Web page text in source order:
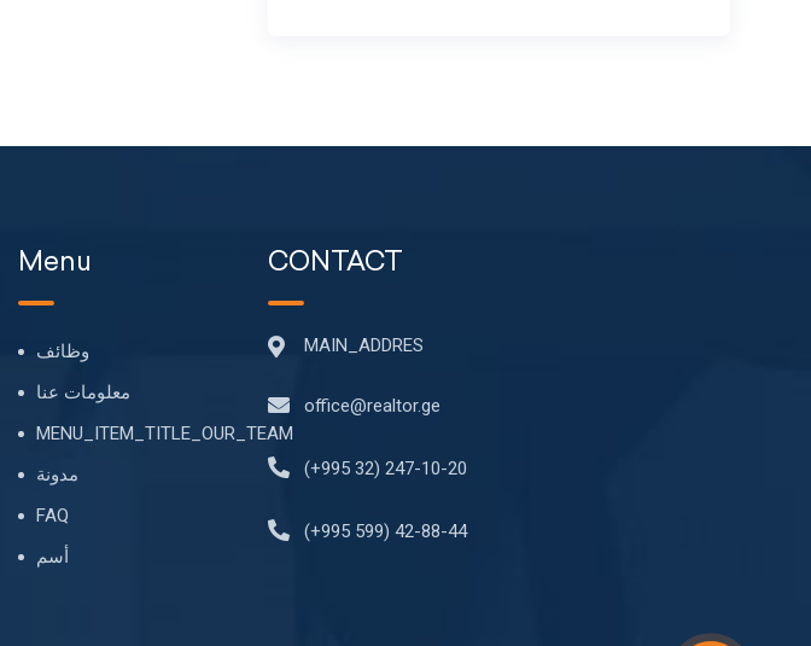
Menu
وظائف
معلومات عنا
MENU_ITEM_TITLE_OUR_TEAM
مدونة
FAQ
أسم
CONTACT
MAIN_ADDRES
office@realtor.ge
(+995 32) 247-10-20
(+995 599) 42-88-44